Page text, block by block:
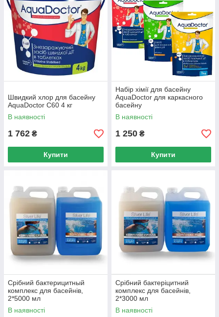
Швидкий хлор для басейну
AquaDoctor C60 4 кг
В наявності
1 762 ₴
Купити
Набір хімії для басейну
AquaDoctor для каркасного
басейну
В наявності
1 250 ₴
Купити
Срібний бактерицитный
комплекс для басейнів,
2*5000 мл
В наявності
Срібний бактеріцитний
комплекс для басейнів,
2*3000 мл
В наявності